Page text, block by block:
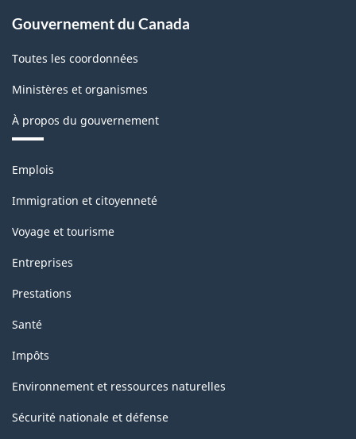
Gouvernement du Canada
Toutes les coordonnées
Ministères et organismes
À propos du gouvernement
Thèmes
sujets
Emplois
Immigration et citoyenneté
Voyage et tourisme
Entreprises
Prestations
Santé
Impôts
Environnement et ressources naturelles
Sécurité nationale et défense